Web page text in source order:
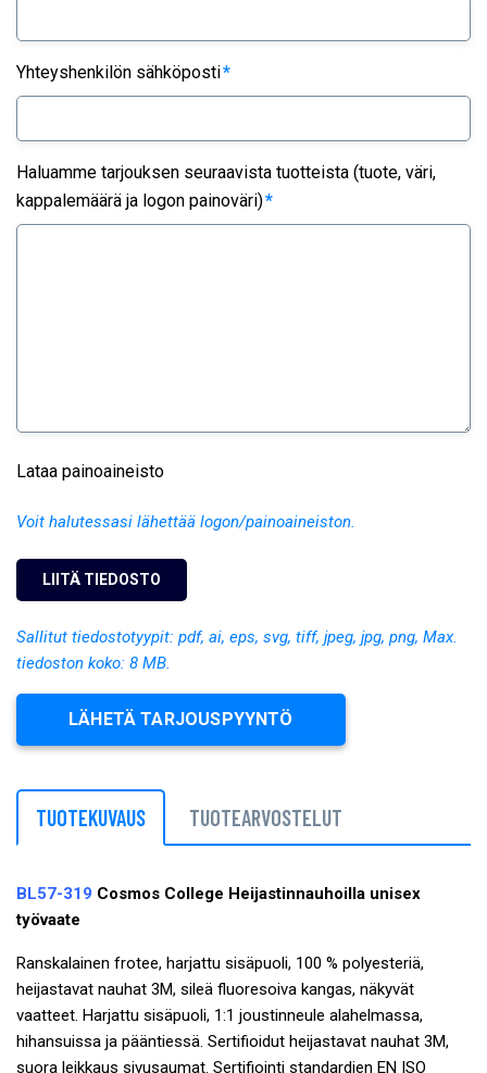
Yhteyshenkilön sähköposti*
Haluamme tarjouksen seuraavista tuotteista (tuote, väri,
kappalemäärä ja logon painoväri)*
Lataa painoaineisto
Voit halutessasi lähettää logon/painoaineiston.
Sallitut tiedostotyypit: pdf, ai, eps, svg, tiff, jpeg, jpg, png, Max.
tiedoston koko: 8 MB.
LÄHETÄ TARJOUSPYYNTÖ
TUOTEKUVAUS TUOTEARVOSTELUT
BL57-319 Cosmos College Heijastinnauhoilla unisex
työvaate
Ranskalainen frotee, harjattu sisäpuoli, 100 % polyesteriä,
heijastavat nauhat 3M, sileä fluoresoiva kangas, näkyvät
vaatteet. Harjattu sisäpuoli, 1:1 joustinneule alahelmassa,
hihansuissa ja pääntiessä. Sertifioidut heijastavat nauhat 3M,
suora leikkaus sivusaumat. Sertifiointi standardien EN ISO